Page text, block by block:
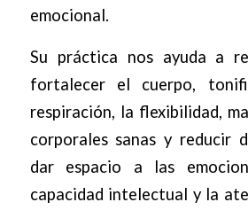
emocional.
Su práctica nos ayuda a
fortalecer el cuerpo,
respiración, la flexibilidad,
corporales sanas y reducir
dar espacio a las
capacidad intelectual y la